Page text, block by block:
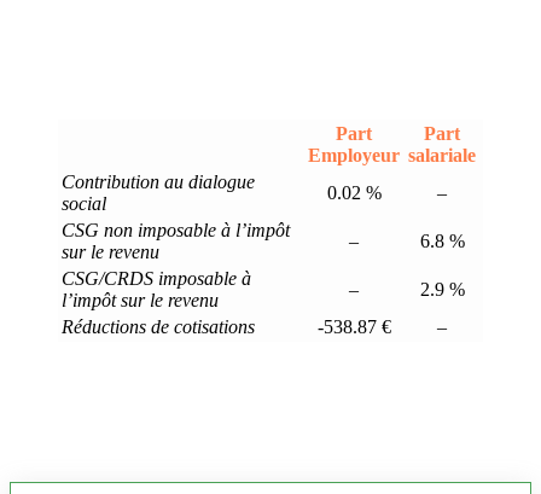
Part
Employeur
Part
salariale
Contribution au dialogue
social
0.02 %
–
CSG non imposable à l’impôt
sur le revenu
–
6.8 %
CSG/CRDS imposable à
l’impôt sur le revenu
–
2.9 %
Réductions de cotisations
-538.87 € –